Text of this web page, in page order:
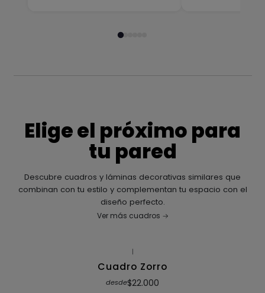
Elige el próximo para
tu pared
Descubre cuadros y láminas decorativas similares que
combinan con tu estilo y complementan tu espacio con el
diseño perfecto.
Ver más cuadros
|
Cuadro Zorro
desde$22.000